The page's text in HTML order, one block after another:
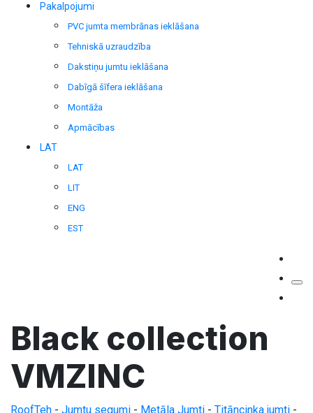
Pakalpojumi
PVC jumta membrānas ieklāšana
Tehniskā uzraudzība
Dakstiņu jumtu ieklāšana
Dabīgā šīfera ieklāšana
Montāža
Apmācības
LAT
LAT
LIT
ENG
EST
Black collection
VMZINC
RoofTeh - Jumtu segumi - Metāla Jumti - Titāncinka jumti -